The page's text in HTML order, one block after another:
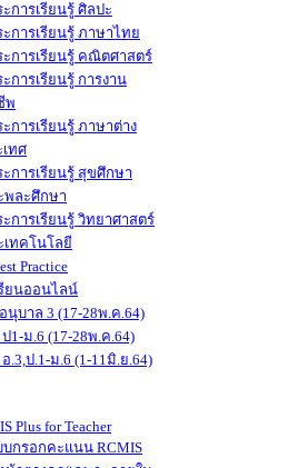
ะการเรียนรู้ ศิลปะ
ะการเรียนรู้ ภาษาไทย
ะการเรียนรู้ คณิตศาสตร์
ะการเรียนรู้ การงาน
พ
ะการเรียนรู้ ภาษาต่าง
ทศ
ะการเรียนรู้ สุขศึกษา
พละศึกษา
ะการเรียนรู้ วิทยาศาสตร์
เทคโนโลยี
Practice
ยนออนไลน์
นุบาล 3 (17-28พ.ค.64)
1-ม.6 (17-28พ.ค.64)
.3,ป.1-ม.6 (1-11มิ.ย.64)
Plus for Teacher
บกรอกคะแนน RCMIS